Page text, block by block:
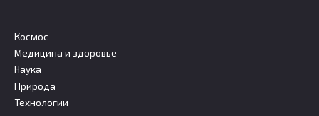
Космос
Медицина и здоровье
Наука
Природа
Технологии